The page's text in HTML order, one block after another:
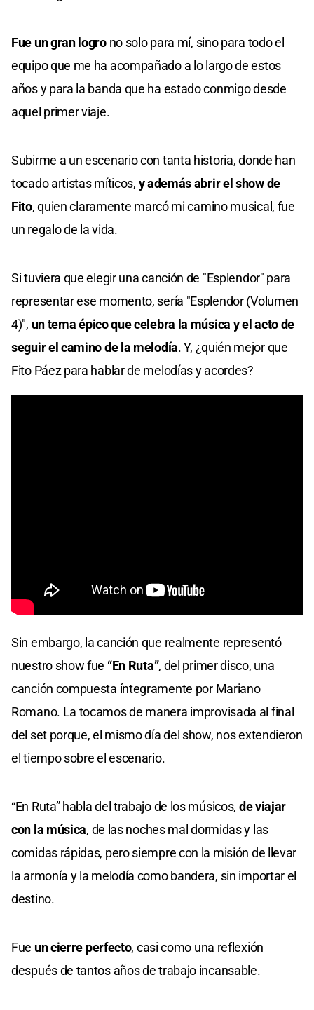
Fue un gran logrono solo para mí, sino para todo el
equipo que me ha acompañado a lo largo de estos
años y para la banda que ha estado conmigo desde
aquel primer viaje.
Subirme a un escenario con tanta historia, donde han
tocado artistas míticos, y además abrir el show de
Fito, quien claramente marcó mi camino musical, fue
un regalo de la vida.
Si tuviera que elegir una canción de "Esplendor" para
representar ese momento, sería "Esplendor (Volumen
4)", un tema épico que celebra la música y el acto de
seguir el camino de la melodía. Y, ¿quién mejor que
Fito Páez para hablar de melodías y acordes?
Sin embargo, la canción que realmente representó
nuestro show fue “En Ruta”, del primer disco, una
canción compuesta íntegramente por Mariano
Romano. La tocamos de manera improvisada al final
del set porque, el mismo día del show, nos extendieron
el tiempo sobre el escenario.
“En Ruta” habla del trabajo de los músicos, de viajar
con la música, de las noches mal dormidas y las
comidas rápidas, pero siempre con la misión de llevar
la armonía y la melodía como bandera, sin importar el
destino.
Fue un cierre perfecto, casi como una reflexión
después de tantos años de trabajo incansable.